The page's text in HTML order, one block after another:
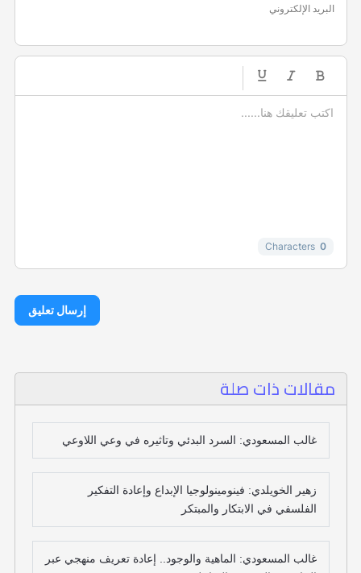
البريد الإلكتروني
-
-
0
Characters
إرسال تعليق
مقالات ذات صلة
غالب المسعودي: السرد البدئي وتاثيره في وعي اللاوعي
زهير الخويلدي: فينومينولوجيا الإبداع وإعادة التفكير
الفلسفي في الابتكار والمبتكر
غالب المسعودي: الماهية والوجود.. إعادة تعريف منهجي عبر